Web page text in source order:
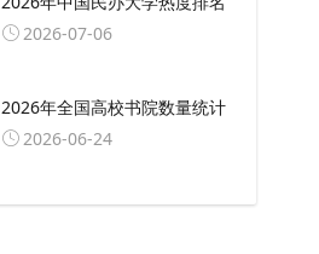
2026-07-06
2026年全国高校书院数量统计
2026-06-24